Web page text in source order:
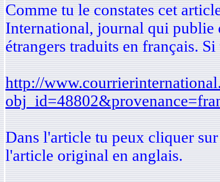
Comme tu le constates cet
International, journal qui publie
étrangers traduits en français.
http://
Dans l'article tu peux cliquer
l'article original en anglais.